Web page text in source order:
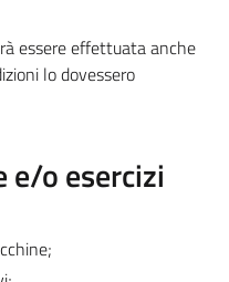
essere effettuata anche
lo dovessero
e/o esercizi